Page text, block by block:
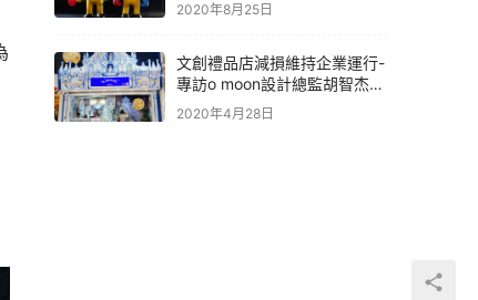
2020年8月25日
文創禮品店減損維持企業運行-
專訪o moon設計總監胡智杰先
生
2020年4月28日